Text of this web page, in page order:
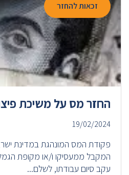
זכאות להחזר
החזר מס על משיכת
19/02/2024
פקודת המס המונהגת במדינת
המקבל ממעסיקו ו/או מקופת
עקב סיום עבודתו, לשלם...